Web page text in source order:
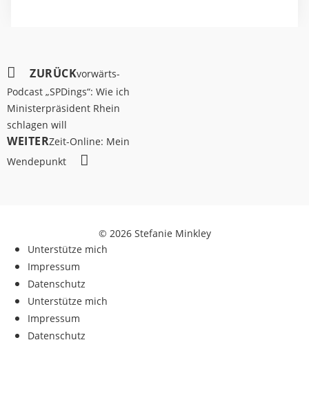
ZURÜCKvorwärts-
Podcast „SPDings“: Wie ich
Ministerpräsident Rhein
schlagen will
WEITERZeit-Online: Mein
Wendepunkt
© 2026 Stefanie Minkley
Unterstütze mich
Impressum
Datenschutz
Unterstütze mich
Impressum
Datenschutz